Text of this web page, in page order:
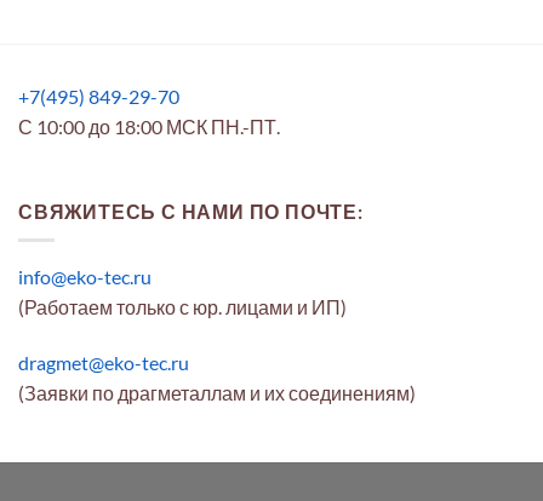
+7(495) 849-29-70
С 10:00 до 18:00 МСК ПН.-ПТ.
СВЯЖИТЕСЬ С НАМИ ПО ПОЧТЕ:
info@eko-tec.ru
(Работаем только с юр. лицами и ИП)
dragmet@eko-tec.ru
(Заявки по драгметаллам и их соединениям)